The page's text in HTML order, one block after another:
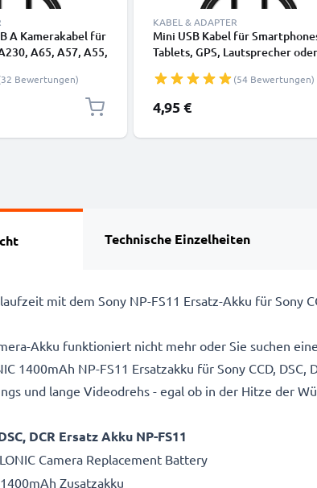
A Kamerakabel für
A65, A57, A55,
VMC-
PVC, 1m von
Bewertungen)
KABEL & ADAPTER
Mini USB Kabel für
Tablets, GPS, Lautsprecher oder
Datenkabel 1m 1A PVC schwarz
(54 Bewertungen)
4,95 €
Technische Einzelheiten
mit dem Sony NP-FS11 Ersatz-Akku für Sony
Akku funktioniert nicht mehr oder Sie suchen
1400mAh NP-FS11 Ersatzakku für Sony CCD,
und lange Videodrehs - egal ob in der Hitze der
DCR Ersatz Akku NP-FS11
Camera Replacement Battery
Zusatzakku